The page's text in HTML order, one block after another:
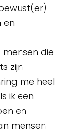
en
die
zijn
me heel
ik een
en
mensen